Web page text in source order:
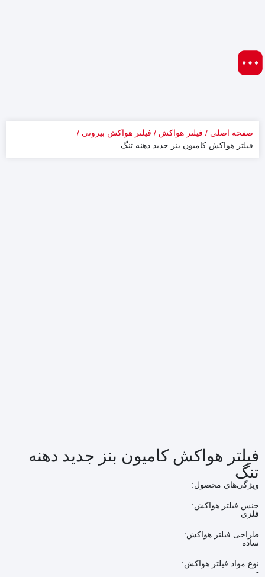
صفحه اصلی فیلتر هواکش
فیلتر هواکش بیرونی
فیلتر هواکش کامیون بنز جدید دهنه تنگ
فیلتر هواکش کامیون بنز جدید دهنه
تنگ
ویژگی‌های محصول:
جنس فیلتر هواکش:
فلزی
طراحی فیلتر هواکش:
ساده
نوع مواد فیلتر هواکش:
-